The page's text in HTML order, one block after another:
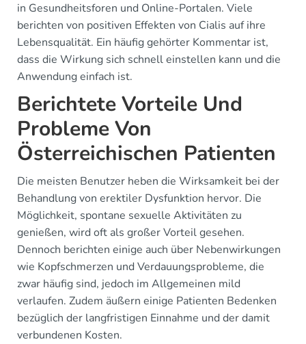
in Gesundheitsforen und Online-Portalen. Viele
berichten von positiven Effekten von Cialis auf ihre
Lebensqualität. Ein häufig gehörter Kommentar ist,
dass die Wirkung sich schnell einstellen kann und die
Anwendung einfach ist.
Berichtete Vorteile Und
Probleme Von
Österreichischen Patienten
Die meisten Benutzer heben die Wirksamkeit bei der
Behandlung von erektiler Dysfunktion hervor. Die
Möglichkeit, spontane sexuelle Aktivitäten zu
genießen, wird oft als großer Vorteil gesehen.
Dennoch berichten einige auch über Nebenwirkungen
wie Kopfschmerzen und Verdauungsprobleme, die
zwar häufig sind, jedoch im Allgemeinen mild
verlaufen. Zudem äußern einige Patienten Bedenken
bezüglich der langfristigen Einnahme und der damit
verbundenen Kosten.